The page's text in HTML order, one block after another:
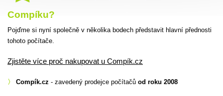
Compíku?
Pojďme si nyní společně v několika bodech představit hlavní přednosti
tohoto počítače.
Zjistěte více proč nakupovat u Compík.cz
〉 Compík.cz - zavedený prodejce počítačů od roku 2008